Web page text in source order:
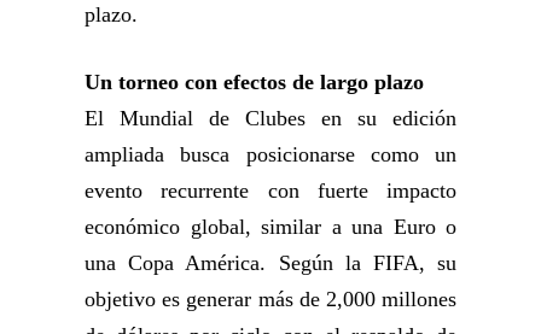
plazo.
Un torneo con efectos de largo plazo
El Mundial de Clubes en su edición
ampliada busca posicionarse como un
evento recurrente con fuerte impacto
económico global, similar a una Euro o
una Copa América. Según la FIFA, su
objetivo es generar más de 2,000 millones